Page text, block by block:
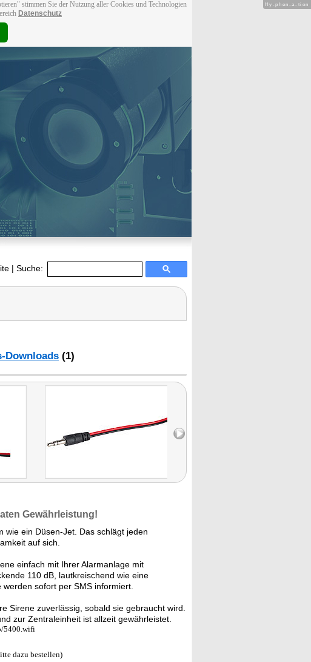
stimmen Sie der Nutzung aller Cookies und Technologien
Datenschutz
| Suche:
Downloads (1)
Gewährleistung!
wie ein Düsen-Jet. Das schlägt jeden
auf sich.
einfach mit Ihrer Alarmanlage mit
110 dB, lautkreischend wie eine
sofort per SMS informiert.
Sirene zuverlässig, sobald sie gebraucht wird.
zur Zentraleinheit ist allzeit gewährleistet.
5400.wifi
dazu bestellen)
Hy-phen-a-tion